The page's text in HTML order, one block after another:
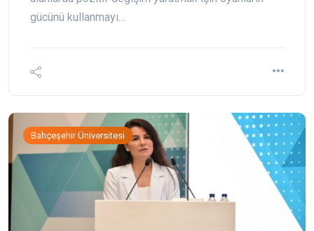
gücünü kullanmayı…
Bahçeşehir Üniversitesi